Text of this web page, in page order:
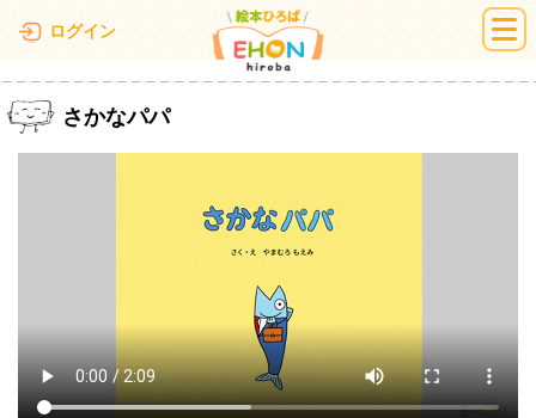
ログイン 絵本ひろば
さかなパパ